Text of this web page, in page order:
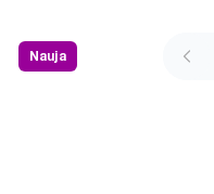
Nauja
1 of 7